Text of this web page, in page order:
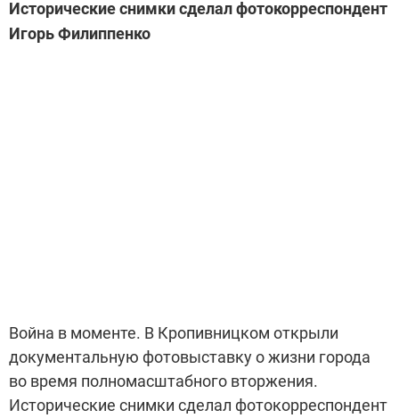
Исторические снимки сделал фотокорреспондент
Игорь Филиппенко
Война в моменте. В Кропивницком открыли
документальную фотовыставку о жизни города
во время полномасштабного вторжения.
Исторические снимки сделал фотокорреспондент